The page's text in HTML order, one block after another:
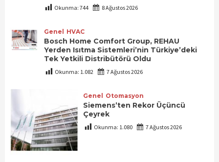
Okunma: 744 8 Ağustos 2026
Genel HVAC
Bosch Home Comfort Group, REHAU
Yerden Isıtma Sistemleri’nin Türkiye’deki
Tek Yetkili Distribütörü Oldu
Okunma: 1.082 7 Ağustos 2026
Genel Otomasyon
Siemens’ten Rekor Üçüncü
Çeyrek
Okunma: 1.080 7 Ağustos 2026